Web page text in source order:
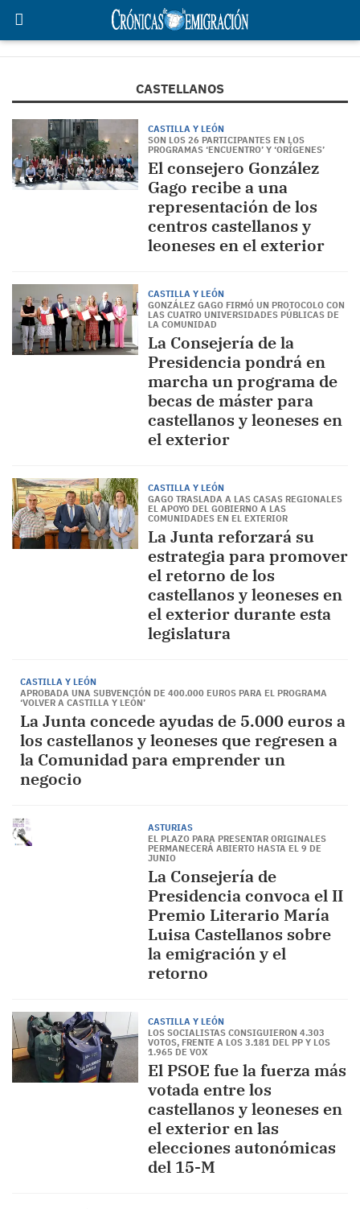
CASTELLANOS
CASTILLA Y LEÓN
SON LOS 26 PARTICIPANTES EN LOS
PROGRAMAS ‘ENCUENTRO’ Y ‘ORÍGENES’
El consejero González
Gago recibe a una
representación de los
centros castellanos y
leoneses en el exterior
CASTILLA Y LEÓN
GONZÁLEZ GAGO FIRMÓ UN PROTOCOLO CON
LAS CUATRO UNIVERSIDADES PÚBLICAS DE
LA COMUNIDAD
La Consejería de la
Presidencia pondrá en
marcha un programa de
becas de máster para
castellanos y leoneses en
el exterior
CASTILLA Y LEÓN
GAGO TRASLADA A LAS CASAS REGIONALES
EL APOYO DEL GOBIERNO A LAS
COMUNIDADES EN EL EXTERIOR
La Junta reforzará su
estrategia para promover
el retorno de los
castellanos y leoneses en
el exterior durante esta
legislatura
CASTILLA Y LEÓN
APROBADA UNA SUBVENCIÓN DE 400.000 EUROS PARA EL PROGRAMA
‘VOLVER A CASTILLA Y LEÓN’
La Junta concede ayudas de 5.000 euros a
los castellanos y leoneses que regresen a
la Comunidad para emprender un
negocio
ASTURIAS
EL PLAZO PARA PRESENTAR ORIGINALES
PERMANECERÁ ABIERTO HASTA EL 9 DE
JUNIO
La Consejería de
Presidencia convoca el II
Premio Literario María
Luisa Castellanos sobre
la emigración y el
retorno
CASTILLA Y LEÓN
LOS SOCIALISTAS CONSIGUIERON 4.303
VOTOS, FRENTE A LOS 3.181 DEL PP Y LOS
1.965 DE VOX
El PSOE fue la fuerza más
votada entre los
castellanos y leoneses en
el exterior en las
elecciones autonómicas
del 15-M